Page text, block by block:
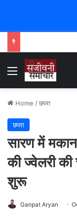
Menu
Home /छपरा
छपरा
सारण में
की ज्वेलरी
शुरू
Ganpat Aryan